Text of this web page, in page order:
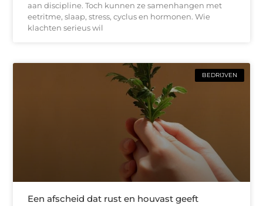
aan discipline. Toch kunnen ze samenhangen met
eetritme, slaap, stress, cyclus en hormonen. Wie
klachten serieus wil
BEDRIJVEN
Een afscheid dat rust en houvast geeft